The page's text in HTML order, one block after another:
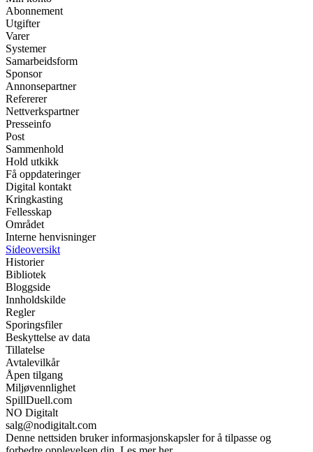
Abonnement
Utgifter
Varer
Systemer
Samarbeidsform
Sponsor
Annonsepartner
Refererer
Nettverkspartner
Presseinfo
Post
Sammenhold
Hold utkikk
Få oppdateringer
Digital kontakt
Kringkasting
Fellesskap
Området
Interne henvisninger
Sideoversikt
Historier
Bibliotek
Bloggside
Innholdskilde
Regler
Sporingsfiler
Beskyttelse av data
Tillatelse
Avtalevilkår
Åpen tilgang
Miljøvennlighet
SpillDuell.com
NO Digitalt
salg@nodigitalt.com
Denne nettsiden bruker informasjonskapsler for å tilpasse og